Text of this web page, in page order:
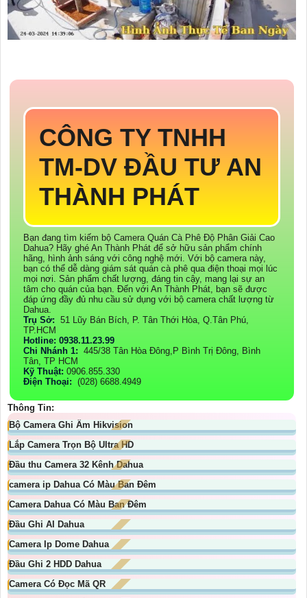
CÔNG TY TNHH
TM-DV ĐẦU TƯ AN
THÀNH PHÁT
Bạn đang tìm kiếm bộ Camera Quán Cà Phê Độ Phân Giải Cao
Dahua? Hãy ghé An Thành Phát để sở hữu sản phẩm chính
hãng, hình ảnh sáng với công nghệ mới. Với bộ camera này,
bạn có thể dễ dàng giám sát quán cà phê qua điện thoại mọi lúc
mọi nơi. Sản phẩm chất lượng, đáng tin cậy, mang lại sự an
tâm cho quán của bạn. Đến với An Thành Phát, bạn sẽ được
đáp ứng đầy đủ nhu cầu sử dụng với bộ camera chất lượng từ
Dahua.
Trụ Sở: 51 Lũy Bán Bích, P. Tân Thới Hòa, Q.Tân Phú,
TP.HCM
Hotline: 0938.11.23.99
Chi Nhánh 1: 445/38 Tân Hòa Đông,P Bình Trị Đông, Bình
Tân, TP HCM
Kỹ Thuật: 0906.855.330
Điện Thoại: (028) 6688.4949
Thông Tin:
Bộ Camera Ghi Âm Hikvision
Lắp Camera Trọn Bộ Ultra HD
Đầu thu Camera 32 Kênh Dahua
camera ip Dahua Có Màu Ban Đêm
Camera Dahua Có Màu Ban Đêm
Đầu Ghi AI Dahua
Camera Ip Dome Dahua
Đầu Ghi 2 HDD Dahua
Camera Có Đọc Mã QR